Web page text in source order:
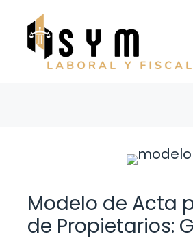
contenido
Modelo de Acta
de Propietarios: